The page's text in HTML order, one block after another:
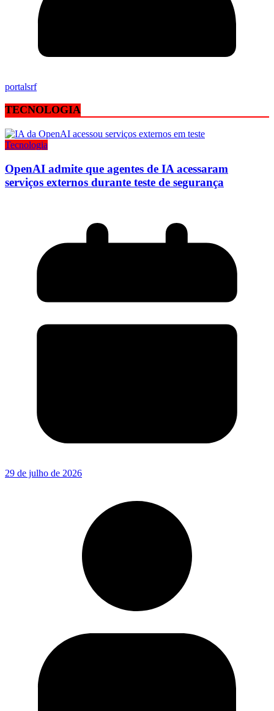
portalsrf
TECNOLOGIA
Tecnologia
OpenAI admite que agentes de IA acessaram
serviços externos durante teste de segurança
29 de julho de 2026